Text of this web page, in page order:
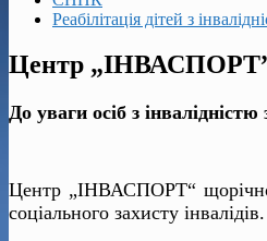
Реабілітація дітей з
Центр „ІНВАСПОРТ”
До уваги осіб з
Центр „ІНВАСПОРТ“ щорічно
соціального захисту інвалідів.